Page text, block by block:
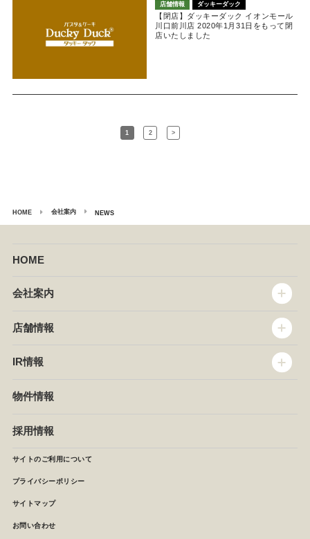
店舗情報 ダッキーダック
【閉店】ダッキーダック イオンモール
川口前川店 2020年1月31日をもって閉
店いたしました
1 2 >
HOME 会社案内 NEWS
HOME
会社案内
企業情報
セントラルキッチン
NEWS
店舗情報
椿屋珈琲
イタリアンダイニングDONA
店舗検索
IR情報
IRニュース
月次報告
決算短信
株主の皆様へ
よくあるご質問 (株主優待制度)
物件情報
採用情報
サイトのご利用について
プライバシーポリシー
サイトマップ
お問い合わせ